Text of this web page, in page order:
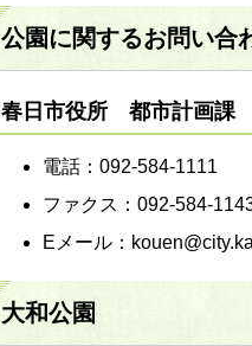
公園に関するお問い合
春日市役所 都市計画課
電話：092-584-1111
ファクス：092-584-
Eメール：
大和公園